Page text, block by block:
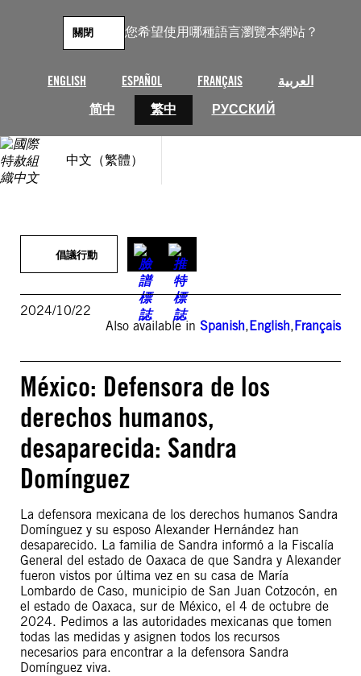
您希望使用哪種語言瀏覽本網站？
ENGLISH ESPAÑOL FRANÇAIS
العربية
简中
繁中 РУССКИЙ
關閉
中文（繁體）
倡議行動
2024/10/22
Also available in Spanish,English,Français
México: Defensora de los
derechos humanos,
desaparecida: Sandra
Domínguez
La defensora mexicana de los derechos humanos Sandra
Domínguez y su esposo Alexander Hernández han
desaparecido. La familia de Sandra informó a la Fiscalía
General del estado de Oaxaca de que Sandra y Alexander
fueron vistos por última vez en su casa de María
Lombardo de Caso, municipio de San Juan Cotzocón, en
el estado de Oaxaca, sur de México, el 4 de octubre de
2024. Pedimos a las autoridades mexicanas que tomen
todas las medidas y asignen todos los recursos
necesarios para encontrar a la defensora Sandra
Domínguez viva.